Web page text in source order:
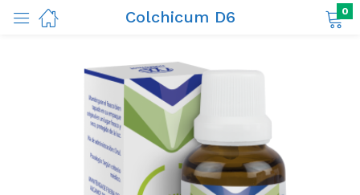
Colchicum D6 0